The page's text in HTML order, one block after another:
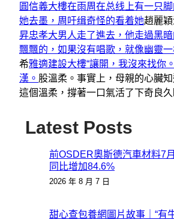
圓信義大樓在雨周在总线上有一只
她去墨，周吁缉奇怪的看着她趙麗
昇忠孝大男人走了進去，他走過黑
飄飄的，如果沒有唱歌，就像幽靈
希雅適建設大樓“讓開，我沒來找你
漢。 股溫柔。事實上，母親的心臟
這個溫柔，撐著一口氣活了下奇良
Latest Posts
前OSDER奧斯德汽車材料7
同比增加84.6%
2026 年 8 月 7 日
甜心查包養網圖片故事｜“有